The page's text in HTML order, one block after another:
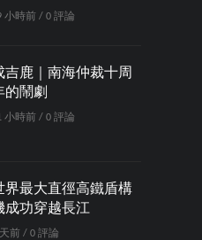
小時前 / 0 評論
吉鹿｜南海仲裁十周
的鬧劇
小時前 / 0 評論
界最大直徑高鐵盾構
成功穿越長江
前 / 0 評論